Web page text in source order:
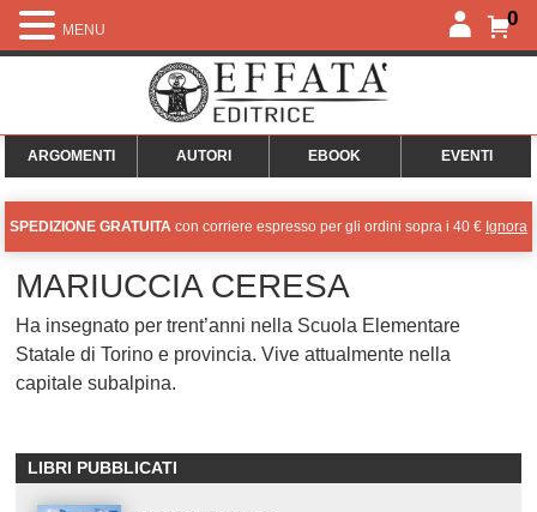
0
ARGOMENTI AUTORI EBOOK EVENTI
SPEDIZIONE GRATUITA con corriere espresso per gli ordini sopra i 40 € Ignora
MARIUCCIA CERESA
Ha insegnato per trent’anni nella Scuola Elementare
Statale di Torino e provincia. Vive attualmente nella
capitale subalpina.
LIBRI PUBBLICATI
MENU